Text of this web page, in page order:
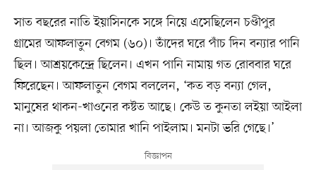
সাত বছরের নাতি ইয়াসিনকে সঙ্গে নিয়ে এসেছিলেন চণ্ডীপুর
গ্রামের আফলাতুন বেগম (৬০)। তাঁদের ঘরে পাঁচ দিন বন্যার পানি
ছিল। আশ্রয়কেন্দ্রে ছিলেন। এখন পানি নামায় গত রোববার ঘরে
ফিরেছেন। আফলাতুন বেগম বললেন, ‘কত বড় বন্যা গেল,
মানুষের থাকন-খাওনের কষ্টত আছে। কেউ ত কুনতা লইয়া আইলা
না। আজকু পয়লা তোমার খানি পাইলাম। মনটা ভরি গেছে।’